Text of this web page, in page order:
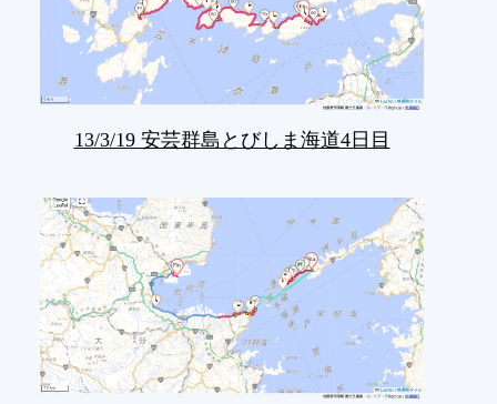
13/3/19 安芸群島とびしま海道4日目